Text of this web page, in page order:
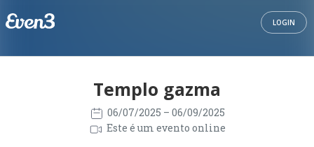
LOGIN
Templo gazma
06/07/2025 – 06/09/2025
Este é um evento online